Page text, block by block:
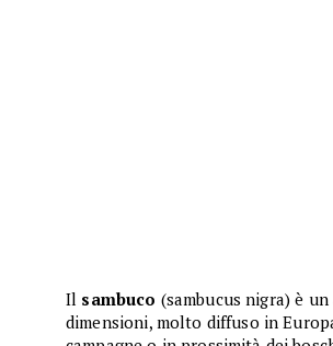
Il sambuco (sambucus nigra) è un
dimensioni, molto diffuso in